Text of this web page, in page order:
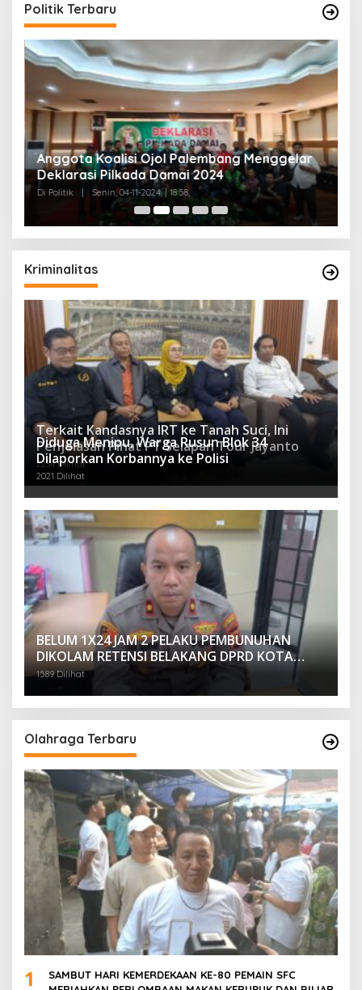
Politik Terbaru
Anggota Koalisi Ojol Palembang Menggelar
Deklarasi Pilkada Damai 2024
Di Politik | Senin, 04-11-2024, | 18:58,
Kriminalitas
Terkait Kandasnya IRT ke Tanah Suci, Ini
Penjelasan Pihat PT Selapan Tour Jayanto
2234 Dilihat
Diduga Menipu, Warga Rusun Blok 34
Dilaporkan Korbannya ke Polisi
2021 Dilihat
BELUM 1X24 JAM 2 PELAKU PEMBUNUHAN
DIKOLAM RETENSI BELAKANG DPRD KOTA
PALEMBANG TELAH DIRINGKUS ANGGOTA
1589 Dilihat
Olahraga Terbaru
1
SAMBUT HARI KEMERDEKAAN KE-80 PEMAIN SFC